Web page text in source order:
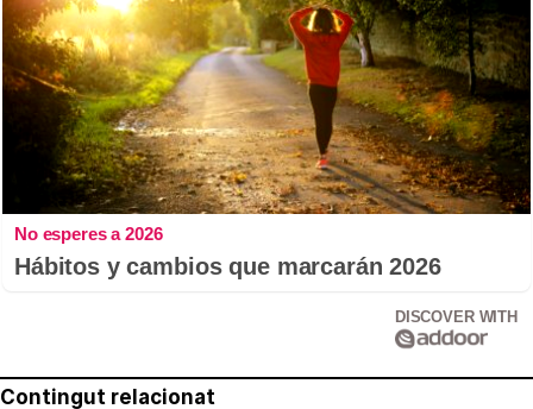
No esperes a 2026
Hábitos y cambios que marcarán 2026
DISCOVER WITH
Contingut relacionat